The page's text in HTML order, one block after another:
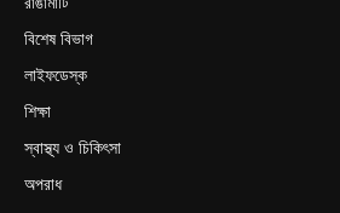
বিশেষ বিভাগ
লাইফডেস্ক
শিক্ষা
স্বাস্থ্য ও চিকিৎসা
অপরাধ